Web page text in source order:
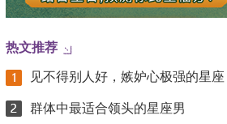
热文推荐
见不得别人好，嫉妒心极强的星座
群体中最适合领头的星座男